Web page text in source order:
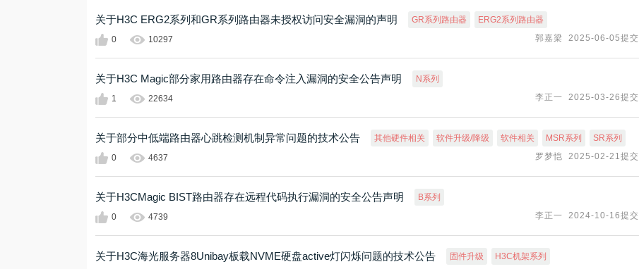
关于H3C ERG2系列和GR系列路由器未授权访问安全漏洞的声明 GR系列路由器
ERG2系列路由器
0
10297 郭嘉梁 2025-06-05提交
关于H3C Magic部分家用路由器存在命令注入漏洞的安全公告声明
N系列
1
22634 李正一 2025-03-26提交
关于部分中低端路由器心跳检测机制异常问题的技术公告 其他硬件相关 软件升级/降级 软件相关 MSR系列
SR系列
0
4637 罗梦恺 2025-02-21提交
关于H3CMagic BIST路由器存在远程代码执行漏洞的安全公告声明
B系列
0
4739 李正一 2024-10-16提交
关于H3C海光服务器8Unibay板载NVME硬盘active灯闪烁问题的技术公告 固件升级
H3C机架系列